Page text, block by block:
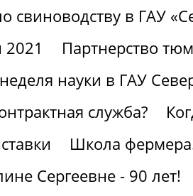
свиноводству в ГАУ
Партнерство
науки в ГАУ
служба?
Школа
Сергеевне - 90 лет!